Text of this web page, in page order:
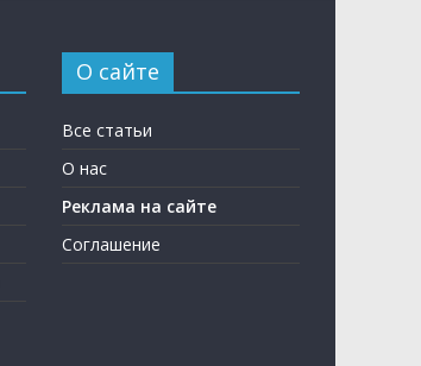
О сайте
Все статьи
О нас
Реклама на сайте
Соглашение